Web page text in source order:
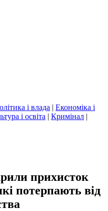
і влада | Економіка і
і освіта | Кримінал |
прихисток
потерпають від